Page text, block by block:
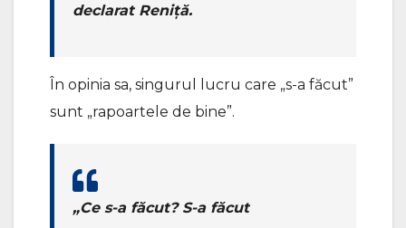
declarat Reniță.
În opinia sa, singurul lucru care „s-a făcut”
sunt „rapoartele de bine”.
„Ce s-a făcut? S-a făcut